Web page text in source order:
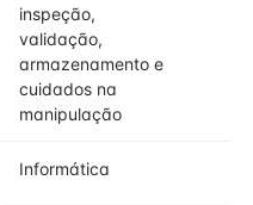
inspeção,
validação,
armazenamento e
cuidados na
manipulação
Informática